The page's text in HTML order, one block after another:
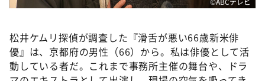
ぺこぱのまるスポ
アナ回覧板
松井ケムリ探偵が調査した『滑舌が悪い66歳新米俳
優』は、京都府の男性（66）から。私は俳優として活
動している者だ。これまで事務所主催の舞台や、ドラ